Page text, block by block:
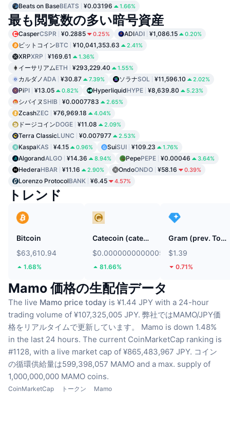
Beats on BaseBEATS ¥0.03196 1.66%
最も閲覧数の多い暗号資産
CasperCSPR ¥0.2885 0.25% ADIADI ¥1,086.15 0.20%
ビットコインBTC ¥10,041,353.63 2.41%
XRPXRP ¥169.61 1.36%
イーサリアムETH ¥293,229.40 1.55%
カルダノADA ¥30.87 7.39% ソラナSOL ¥11,596.10 2.02%
PiPI ¥13.05 0.82% HyperliquidHYPE ¥8,639.80 5.23%
シバイヌ SHIB ¥0.0007783 2.65%
ZcashZEC ¥76,969.18 4.04%
ドージコインDOGE ¥11.08 2.09%
Terra ClassicLUNC ¥0.007977 2.53%
KaspaKAS ¥4.15 0.96% SuiSUI ¥109.23 1.76%
AlgorandALGO ¥14.36 8.94% PepePEPE ¥0.00046 3.64%
HederaHBAR ¥11.16 2.90% OndoONDO ¥58.16 0.39%
Lorenzo ProtocolBANK ¥6.45 4.57%
トレンド
Bitcoin
$63,610.94
1.68%
Catecoin (catecoin.shop)
$0.0000000000005408
81.66%
Gram (prev. Toncoin)
$1.39
0.71%
Mamo 価格の生配信データ
The live Mamo price today is ¥1.44 JPY with a 24-hour
trading volume of ¥107,325,005 JPY. 弊社ではMAMO/JPY価
格をリアルタイムで更新しています。
Mamo is down 1.48%
in the last 24 hours. The current CoinMarketCap ranking is
#1128, with a live market cap of ¥865,483,967 JPY. コイン
の循環供給量は599,398,057 MAMO and a max. supply of
1,000,000,000 MAMO coins.
CoinMarketCap トークン Mamo